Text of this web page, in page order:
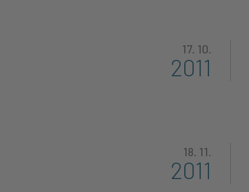
17. 10.
2011
18. 11.
2011